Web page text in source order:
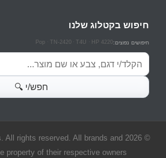
חיפוש בקטלוג שלנו
חיפושים נפוצים:HP 4220
T4U
TN-2420
Pop
חיפוש מוצרים
חפש/י 🔍
All rights reserved. All brands and
property of their respective owners.